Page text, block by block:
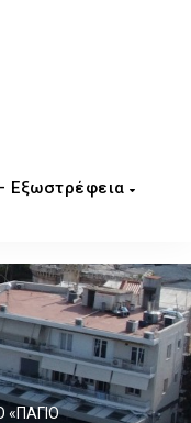
Εξωστρέφεια
«ΠΑΓΙΟ